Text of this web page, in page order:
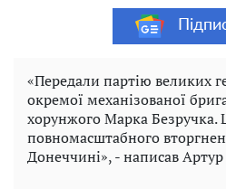
«Передали партію великих
окремої механізованої
хорунжого Марка Безручка.
повномасштабного
Донеччині», - написав